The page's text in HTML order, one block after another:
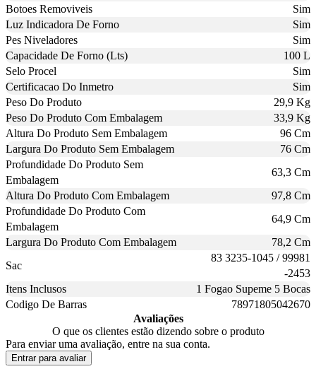
Botoes Removiveis
Sim
Luz Indicadora De Forno
Sim
Pes Niveladores
Sim
Capacidade De Forno (Lts)
100 L
Selo Procel
Sim
Certificacao Do Inmetro
Sim
Peso Do Produto
29,9 Kg
Peso Do Produto Com Embalagem
33,9 Kg
Altura Do Produto Sem Embalagem
96 Cm
Largura Do Produto Sem Embalagem
76 Cm
Profundidade Do Produto Sem
Embalagem
63,3 Cm
Altura Do Produto Com Embalagem
97,8 Cm
Profundidade Do Produto Com
Embalagem
64,9 Cm
Largura Do Produto Com Embalagem
78,2 Cm
Sac
83 3235-1045 / 99981
-2453
Itens Inclusos
1 Fogao Supeme 5 Bocas
Codigo De Barras
78971805042670
Avaliações
O que os clientes estão dizendo sobre o produto
Para enviar uma avaliação, entre na sua conta.
Entrar para avaliar